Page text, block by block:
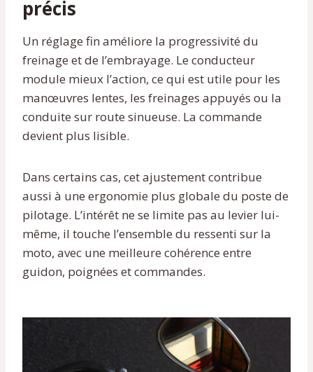
précis
Un réglage fin améliore la progressivité du
freinage et de l’embrayage. Le conducteur
module mieux l’action, ce qui est utile pour les
manœuvres lentes, les freinages appuyés ou la
conduite sur route sinueuse. La commande
devient plus lisible.
Dans certains cas, cet ajustement contribue
aussi à une ergonomie plus globale du poste de
pilotage. L’intérêt ne se limite pas au levier lui-
même, il touche l’ensemble du ressenti sur la
moto, avec une meilleure cohérence entre
guidon, poignées et commandes.